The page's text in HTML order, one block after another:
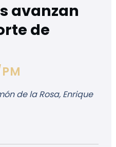
avanzan
de
de la Rosa, Enrique